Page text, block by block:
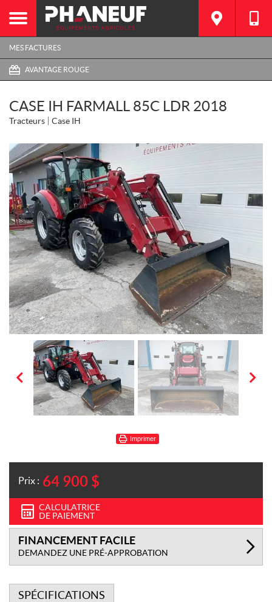
MES FACTURES
AVANTAGE ROUGE
CASE IH FARMALL 85C LDR 2018
Tracteurs Case IH
Imprimer
Prix : 64 900 $
CALCULATRICE
DE PAIEMENT
FINANCEMENT FACILE
DEMANDEZ UNE PRÉ-APPROBATION
SPÉCIFICATIONS